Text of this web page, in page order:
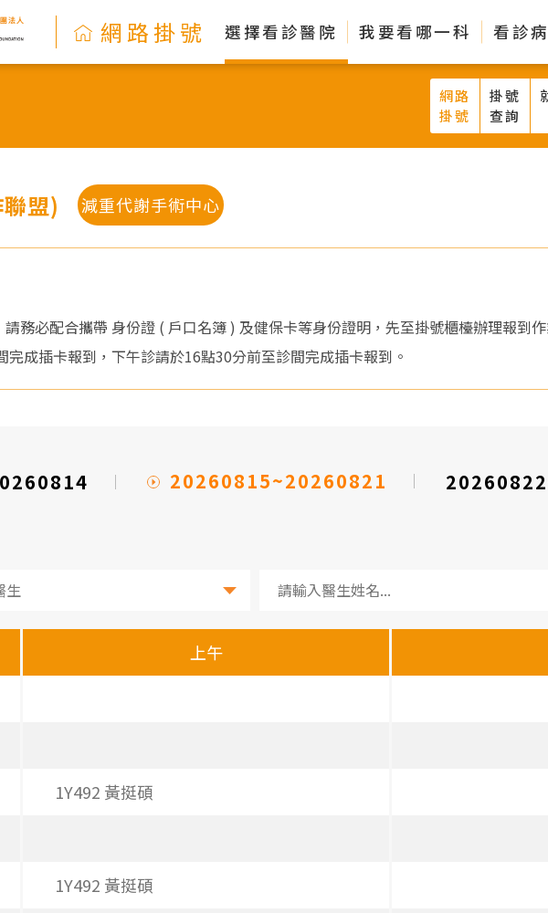
網路掛號 選擇看診醫院 我要看哪一科 看診
網路
掛號
掛號
查詢
盟) 減重代謝手術中心
務必配合攜帶 身份證 ( 戶口名簿 ) 及健保卡等身份證明，先至掛號櫃檯辦理報到
成插卡報到，下午診請於16點30分前至診間完成插卡報到。
20260815~20260821
上午
1Y492 黃挺碩
1Y492 黃挺碩